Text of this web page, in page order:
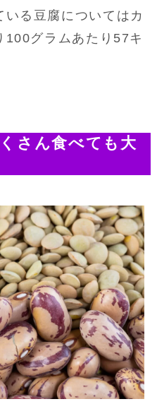
いる豆腐についてはカ
100グラムあたり57キ
さん食べても大